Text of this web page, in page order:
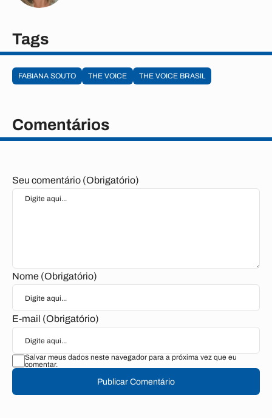
Tags
FABIANA SOUTO THE VOICE THE VOICE BRASIL
Comentários
Seu comentário (Obrigatório)
Nome (Obrigatório)
E-mail (Obrigatório)
Salvar meus dados neste navegador para a próxima vez que eu
comentar.
Publicar Comentário